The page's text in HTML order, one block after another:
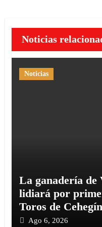
Noticias
Noticias
La ganadería
lidiará por
Toros de
conmemorativa
Ago 6, 2026